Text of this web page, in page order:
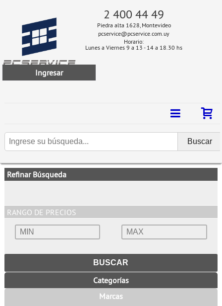
2 400 44 49
Piedra alta 1628, Montevideo
pcservice@pcservice.com.uy
Horario:
Lunes a Viernes 9 a 13 - 14 a 18.30 hs
Ingresar
Refinar Búsqueda
RANGO DE PRECIOS
Categorías
Marcas